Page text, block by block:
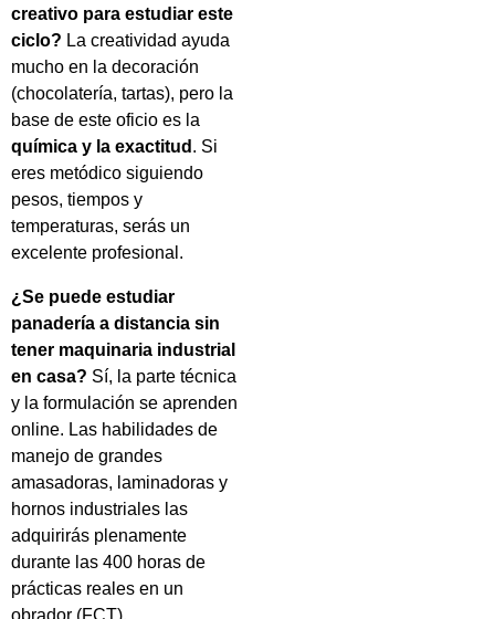
creativo para estudiar este
ciclo? La creatividad ayuda
mucho en la decoración
(chocolatería, tartas), pero la
base de este oficio es la
química y la exactitud . Si
eres metódico siguiendo
pesos, tiempos y
temperaturas, serás un
excelente profesional.
¿Se puede estudiar
panadería a distancia sin
tener maquinaria industrial
en casa? Sí, la parte técnica
y la formulación se aprenden
online. Las habilidades de
manejo de grandes
amasadoras, laminadoras y
hornos industriales las
adquirirás plenamente
durante las 400 horas de
prácticas reales en un